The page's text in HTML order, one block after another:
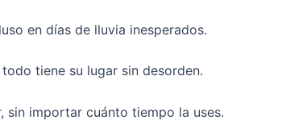
en días de lluvia inesperados.
tiene su lugar sin desorden.
sin importar cuánto tiempo la uses.